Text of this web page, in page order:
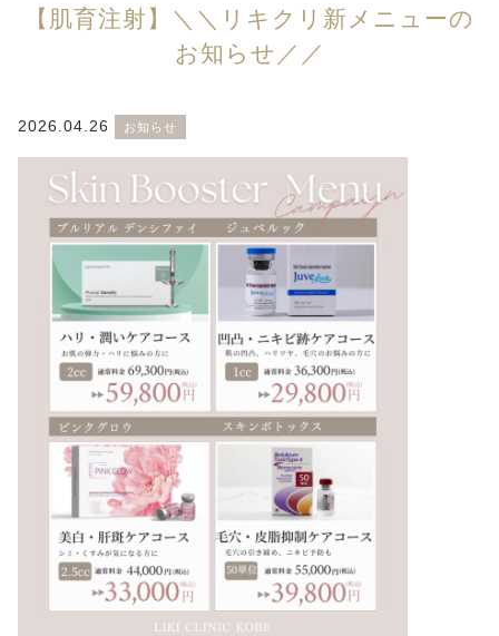
【肌育注射】＼＼リキクリ新メニューの
お知らせ／／
2026.04.26 お知らせ